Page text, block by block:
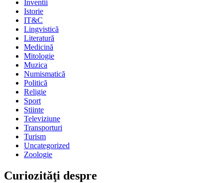
Inventii
Istorie
IT&C
Lingvistică
Literatură
Medicină
Mitologie
Muzica
Numismatică
Politică
Religie
Sport
Stiinte
Televiziune
Transporturi
Turism
Uncategorized
Zoologie
Curiozităţi despre